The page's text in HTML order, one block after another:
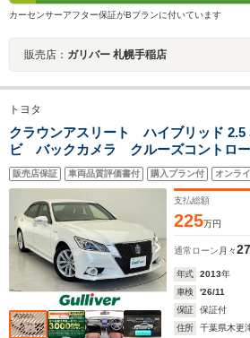
カーセンサーアフター保証がBプランに付いています
販売店： ガリバー 札幌手稲店
トヨタ
クラウンアスリート ハイブリッド
ビ バックカメラ クルーズコントロ
スソナー パワーシート シートヒー
アリング ステアリングヒーター ステ
ン 純正フロアマット ビルトインETC
販売店保証 車両品質評価書付 購入プラン付 オンラ
支払総額
225万円
通常ローン 月々
年式 2013年
車検
'26/11
保証
保証付
住所
千葉県木更